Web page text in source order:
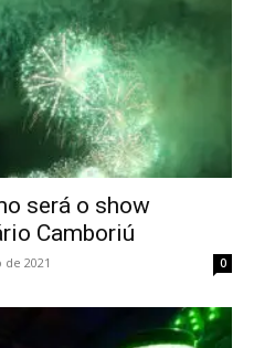
será o show
Camboriú
2021 0